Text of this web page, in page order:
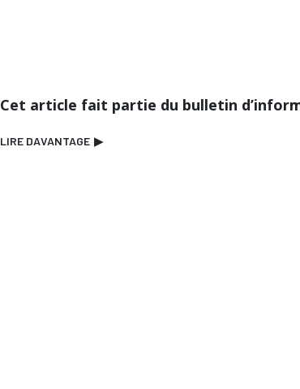
Cet article fait partie du bulletin
LIRE DAVANTAGE ▶